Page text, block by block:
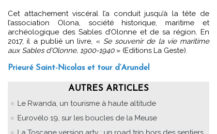
Cet attachement viscéral l’a conduit jusqu’à la tête de
l’association Olona, société historique, maritime et
archéologique des Sables d’Olonne et de sa région. En
2017, il a publié un livre, « Se souvenir de la vie maritime
aux Sables d'Olonne, 1900-1940» (Editions La Geste).
Prieuré Saint-Nicolas et tour d’Arundel
AUTRES ARTICLES
Le Rwanda, un tourisme à haute altitude
Eurovélo 19, sur les boucles de la Meuse